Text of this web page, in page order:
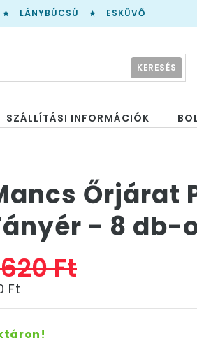
LÁNYBÚCSÚ ESKÜVŐ
KERESÉS
SZÁLLÍTÁSI INFORMÁCIÓK
Őrjárat
- 8 db-
Ft
Ft